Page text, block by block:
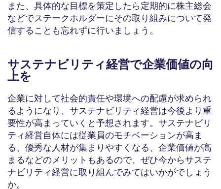
また、具体的な目標を策定したら定期的に株主総会
などでステークホルダーにその取り組みについて発
信することも忘れずに行いましょう。
サステナビリティ経営で企業価値の向
上を
企業に対して社会的責任や環境への配慮が求められ
るようになり、サステナビリティ経営は今後より重
要性が高まっていくと予想されます。サステナビリ
ティ経営自体には従業員のモチベーションが高ま
る、優秀な人材が集まりやすくなる、企業価値が高
まるなどのメリットもあるので、ぜひ今からサステ
ナビリティ経営に取り組んでみてはいかがでしょう
か。